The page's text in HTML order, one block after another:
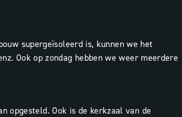
supergeïsoleerd is, kunnen we het
Ook op zondag hebben we weer meerdere
opgesteld. Ook is de kerkzaal van de